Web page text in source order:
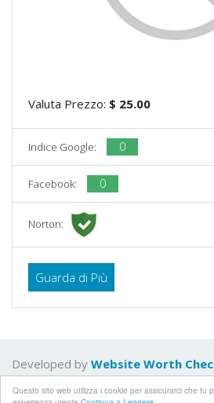
Questo sito web utilizza i cookie per assicurarci che tu
Valuta Prezzo: $ 25.00
Indice Google: 0
Facebook: 0
Norton:
Guarda di Più
Developed by Website Worth
Politica sulla riservatezza